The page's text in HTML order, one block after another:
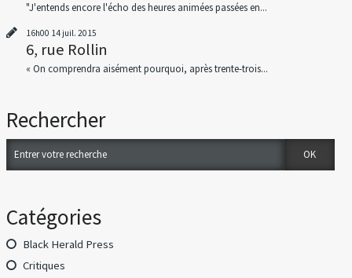
"J'entends encore l'écho des heures animées passées en...
16h00 14 juil. 2015
6, rue Rollin
« On comprendra aisément pourquoi, après trente-trois...
Rechercher
Catégories
Black Herald Press
Critiques